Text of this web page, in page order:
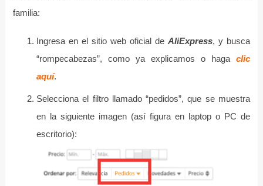
familia:
Ingresa en el sitio web oficial deAliExpress, y busca
“rompecabezas”, como ya explicamos o haga clic
aquí.
Selecciona el filtro llamado “pedidos”, que se muestra
en la siguiente imagen (así figura en laptop o PC de
escritorio):